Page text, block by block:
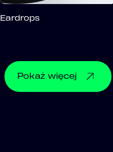
Eardrops
Pokaż więcej